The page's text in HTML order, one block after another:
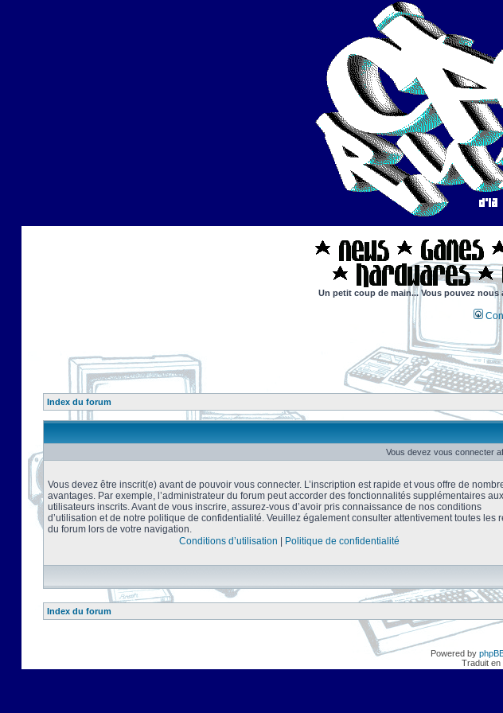
Un petit coup de main... Vous pouvez
Index du forum
Vous devez vous connecter
Vous devez être inscrit(e) avant de pouvoir vous connecter. L’inscription est rapide et vous offre de
avantages. Par exemple, l’administrateur du forum peut accorder des fonctionnalités supplémentaires aux
utilisateurs inscrits. Avant de vous inscrire, assurez-vous d’avoir pris connaissance de nos conditions
d’utilisation et de notre politique de confidentialité. Veuillez également consulter attentivement toutes les
du forum lors de votre navigation.
Conditions d’utilisation
Politique de confidentialité
Index du forum
Powered by
Traduit